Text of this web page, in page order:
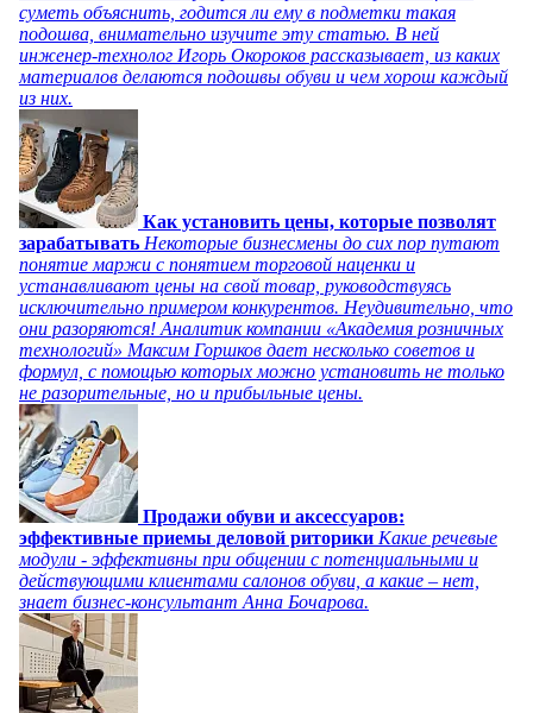
суметь объяснить, годится ли ему в подметки такая
подошва, внимательно изучите эту статью. В ней
инженер-технолог Игорь Окороков рассказывает, из каких
материалов делаются подошвы обуви и чем хорош каждый
из них.
Как установить цены, которые позволят
зарабатывать Некоторые бизнесмены до сих пор путают
понятие маржи с понятием торговой наценки и
устанавливают цены на свой товар, руководствуясь
исключительно примером конкурентов. Неудивительно, что
они разоряются! Аналитик компании «Академия розничных
технологий» Максим Горшков дает несколько советов и
формул, с помощью которых можно установить не только
не разорительные, но и прибыльные цены.
Продажи обуви и аксессуаров:
эффективные приемы деловой риторики Какие речевые
модули - эффективны при общении с потенциальными и
действующими клиентами салонов обуви, а какие – нет,
знает бизнес-консультант Анна Бочарова.